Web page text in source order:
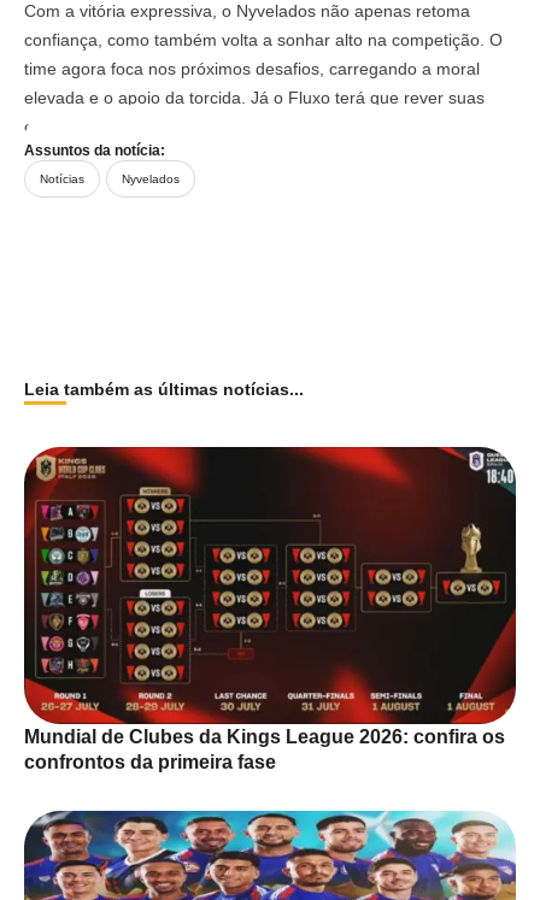
Com a vitória expressiva, o Nyvelados não apenas retoma
confiança, como também volta a sonhar alto na competição. O
time agora foca nos próximos desafios, carregando a moral
elevada e o apoio da torcida. Já o Fluxo terá que rever suas
estratégias para evitar novos tropeços.
Assuntos da notícia:
Notícias Nyvelados
Leia também as últimas notícias...
Mundial de Clubes da Kings League 2026: confira os
confrontos da primeira fase